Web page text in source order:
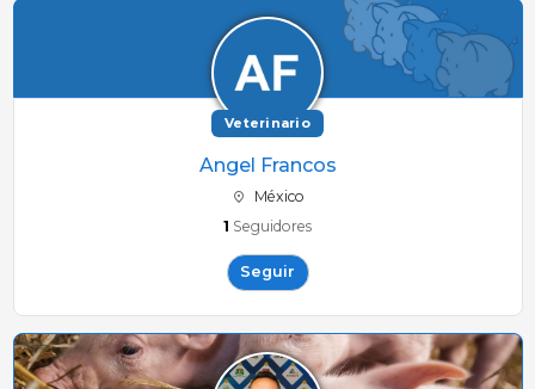
Veterinario
Angel Francos
México
1 Seguidores
Seguir